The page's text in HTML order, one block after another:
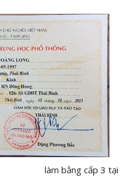
cấp 3 tại